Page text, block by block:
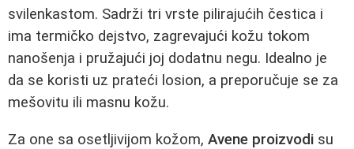
svilenkastom. Sadrži tri vrste pilirajućih čestica i
ima termičko dejstvo, zagrevajući kožu tokom
nanošenja i pružajući joj dodatnu negu. Idealno je
da se koristi uz prateći losion, a preporučuje se za
mešovitu ili masnu kožu.
Za one sa osetljivijom kožom, Avene proizvodi su